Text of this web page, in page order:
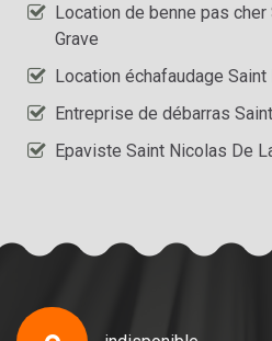
Location de benne pas
Grave
Location échafaudage
Entreprise de débarras
Epaviste Saint Nicolas De